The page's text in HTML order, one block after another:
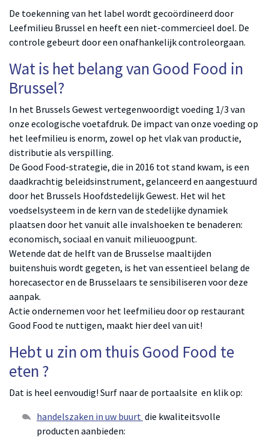
De toekenning van het label wordt gecoördineerd door
Leefmilieu Brussel en heeft een niet-commercieel doel. De
controle gebeurt door een onafhankelijk controleorgaan.
Wat is het belang van Good Food in
Brussel?
In het Brussels Gewest vertegenwoordigt voeding 1/3 van
onze ecologische voetafdruk. De impact van onze voeding op
het leefmilieu is enorm, zowel op het vlak van productie,
distributie als verspilling.
De Good Food-strategie, die in 2016 tot stand kwam, is een
daadkrachtig beleidsinstrument, gelanceerd en aangestuurd
door het Brussels Hoofdstedelijk Gewest. Het wil het
voedselsysteem in de kern van de stedelijke dynamiek
plaatsen door het vanuit alle invalshoeken te benaderen:
economisch, sociaal en vanuit milieuoogpunt.
Wetende dat de helft van de Brusselse maaltijden
buitenshuis wordt gegeten, is het van essentieel belang de
horecasector en de Brusselaars te sensibiliseren voor deze
aanpak.
Actie ondernemen voor het leefmilieu door op restaurant
Good Food te nuttigen, maakt hier deel van uit!
Hebt u zin om thuis Good Food te
eten ?
Dat is heel eenvoudig! Surf naar de portaalsite en klik op:
handelszaken in uw buurt die kwaliteitsvolle
producten aanbieden: